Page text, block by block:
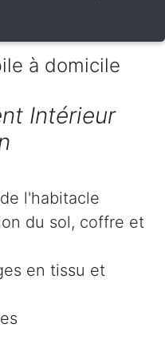
à domicile
Intérieur
l'habitacle
du sol, coffre et
en tissu et